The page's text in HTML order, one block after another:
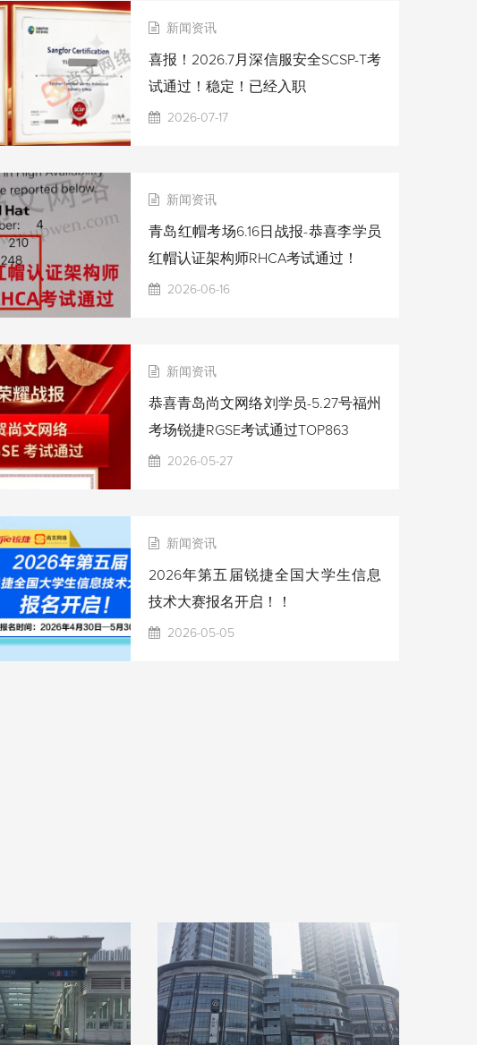
新闻资讯
喜报！2026.7月深信服安全SCSP-T考
试通过！稳定！已经入职
2026-07-17
新闻资讯
青岛红帽考场6.16日战报-恭喜李学员
红帽认证架构师RHCA考试通过！
2026-06-16
新闻资讯
恭喜青岛尚文网络刘学员-5.27号福州
考场锐捷RGSE考试通过TOP863
2026-05-27
新闻资讯
2026年第五届锐捷全国大学生信息
技术大赛报名开启！！
2026-05-05